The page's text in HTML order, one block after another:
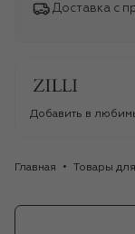
Доставка с
Добавить в
Главная Товары